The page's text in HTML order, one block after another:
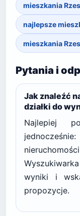
mieszkania
najlepsze
mieszkania
Pytania i
Jak znaleźć
działki do
Najlepiej
wyniki i
propozycje.